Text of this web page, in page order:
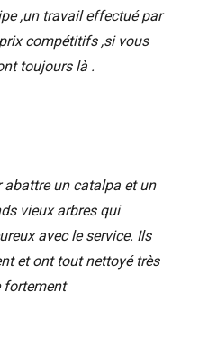
,un travail effectué par
compétitifs ,si vous
toujours là .
abattre un catalpa et un
vieux arbres qui
avec le service. Ils
et ont tout nettoyé très
fortement